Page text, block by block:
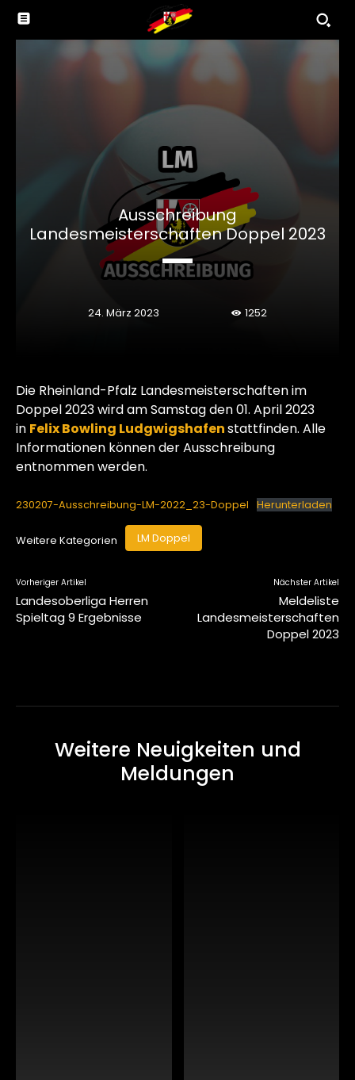
Ausschreibung
Landesmeisterschaften Doppel 2023
24. März 2023 1252
Die Rheinland-Pfalz Landesmeisterschaften im
Doppel 2023 wird am Samstag den 01. April 2023
in Felix Bowling Ludgwigshafenstattfinden. Alle
Informationen können der Ausschreibung
entnommen werden.
230207-Ausschreibung-LM-2022_23-Doppel Herunterladen
Weitere Kategorien LM Doppel
Vorheriger Artikel
Landesoberliga Herren
Spieltag 9 Ergebnisse
Nächster Artikel
Meldeliste
Landesmeisterschaften
Doppel 2023
Weitere Neuigkeiten und
Meldungen